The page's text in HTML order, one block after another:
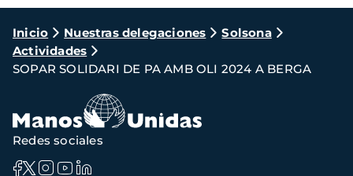
Ruta
de
navegación
Inicio Nuestras delegaciones
Solsona
Actividades
SOPAR SOLIDARI DE PA AMB OLI 2024 A BERGA
Redes sociales